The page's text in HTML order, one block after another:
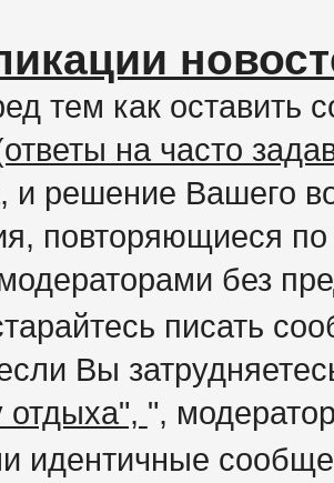
тем как оставить
на часто
и решение Вашего
повторяющиеся
без
писать
Вы
отдыха", ",
идентичные